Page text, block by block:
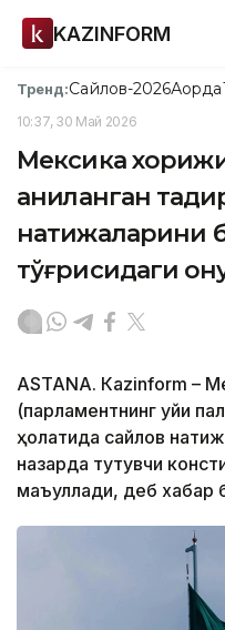
KAZINFORM
Тренд:Сайлов-2026Ақорда
10:37, 30 Май 2026
Мексика
аниқланган
натижаларини
тўғрисидаги
ASTANА. Кazinform –
(парламентнинг қуйи
ҳолатида сайлов
назарда тутувчи
маъқуллади, деб хабар